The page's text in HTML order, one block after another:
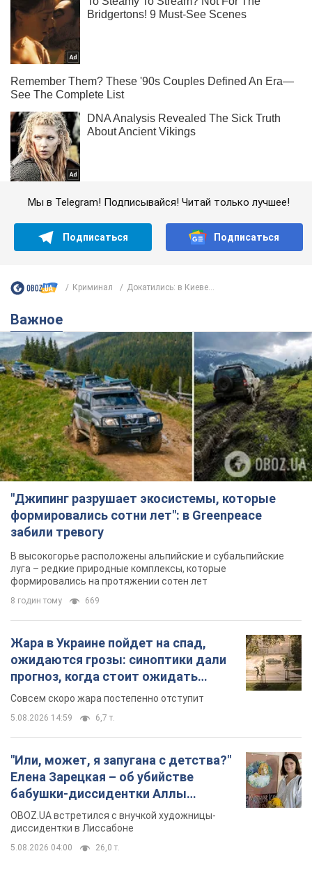
Мы в Telegram! Подписывайся! Читай только лучшее!
Подписаться Подписаться
Криминал Докатились: в Киеве...
Важное
"Джипинг разрушает экосистемы, которые
формировались сотни лет": в Greenpeace
забили тревогу
В высокогорье расположены альпийские и субальпийские
луга – редкие природные комплексы, которые
формировались на протяжении сотен лет
8 годин тому 669
Жара в Украине пойдет на спад,
ожидаются грозы: синоптики дали
прогноз, когда стоит ожидать
изменения погоды
Совсем скоро жара постепенно отступит
5.08.2026 14:59 6,7 т.
"Или, может, я запугана с детства?"
Елена Зарецкая – об убийстве
бабушки-диссидентки Аллы
Горской, критике сына Стуса и
бегстве в Португалию с пятью
детьми
OBOZ.UA встретился с внучкой художницы-
диссидентки в Лиссабоне
5.08.2026 04:00 26,0 т.